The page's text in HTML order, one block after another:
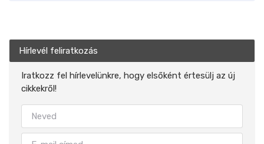
Hírlevél feliratkozás
Iratkozz fel hírlevelünkre, hogy elsőként értesülj az új
cikkekről!